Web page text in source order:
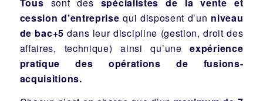
Tous sont des spécialistes de la vente et
cession d’entreprise qui disposent d’un niveau
de bac+5 dans leur discipline (gestion, droit des
affaires, technique) ainsi qu’uneexpérience
pratique des opérations de fusions-
acquisitions.